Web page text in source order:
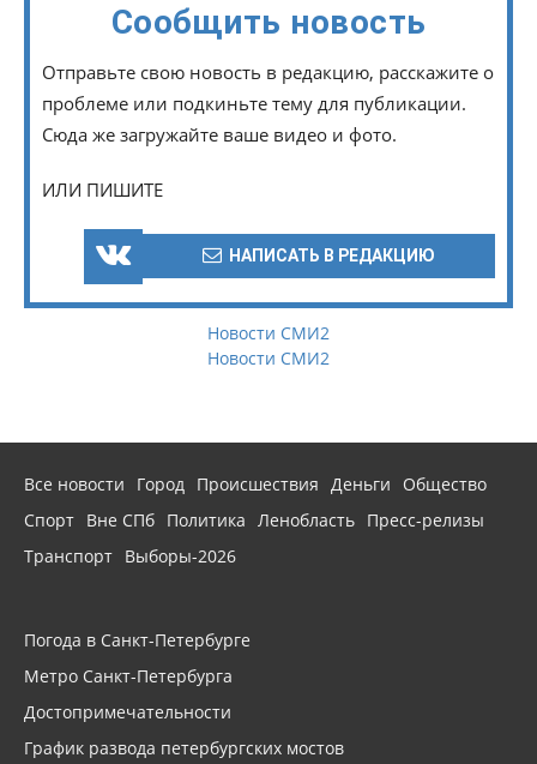
Сообщить новость
Отправьте свою новость в редакцию, расскажите о
проблеме или подкиньте тему для публикации.
Сюда же загружайте ваше видео и фото.
ИЛИ ПИШИТЕ
НАПИСАТЬ В РЕДАКЦИЮ
Новости СМИ2
Новости СМИ2
Все новости Город Происшествия Деньги
Общество
Спорт Вне СПб Политика Ленобласть Пресс-релизы
Транспорт Выборы-2026
Погода в Санкт-Петербурге
Метро Санкт-Петербурга
Достопримечательности
График развода петербургских мостов